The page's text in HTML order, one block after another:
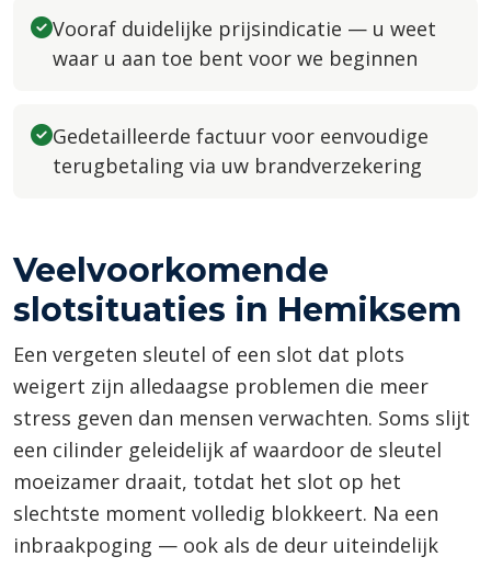
Vooraf duidelijke prijsindicatie — u weet
waar u aan toe bent voor we beginnen
Gedetailleerde factuur voor eenvoudige
terugbetaling via uw brandverzekering
Veelvoorkomende
slotsituaties in Hemiksem
Een vergeten sleutel of een slot dat plots
weigert zijn alledaagse problemen die meer
stress geven dan mensen verwachten. Soms slijt
een cilinder geleidelijk af waardoor de sleutel
moeizamer draait, totdat het slot op het
slechtste moment volledig blokkeert. Na een
inbraakpoging — ook als de deur uiteindelijk